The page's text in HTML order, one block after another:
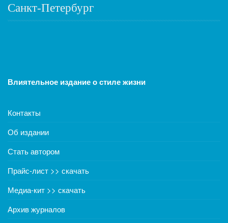
Санкт-Петербург
Влиятельное издание о стиле жизни
Контакты
Об издании
Стать автором
Прайс-лист >> скачать
Медиа-кит >> скачать
Архив журналов